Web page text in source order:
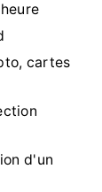
cartes
d'un